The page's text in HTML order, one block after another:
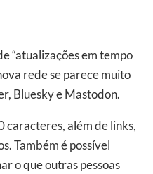
“atualizações em tempo
rede se parece muito
Bluesky e Mastodon.
caracteres, além de links,
Também é possível
o que outras pessoas